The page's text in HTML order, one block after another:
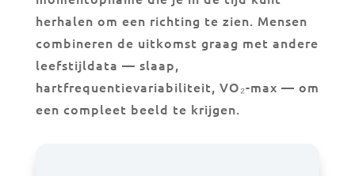
herhalen om een richting te zien. Mensen
combineren de uitkomst graag met andere
leefstijldata — slaap,
hartfrequentievariabiliteit, VO₂-max — om
een compleet beeld te krijgen.